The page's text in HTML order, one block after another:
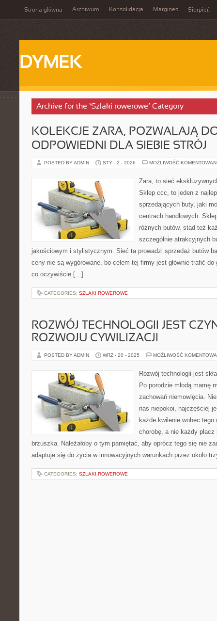
Strona główna Archiwum Konsolidacja Margines Sierpień
DYMEK
Archive for the ‘Szlaki rowerowe’ Category
KOLEKCJE ZARA, POZWALAJĄ
ODPOWIEDNI DLA SIEBIE STRÓJ
POSTED BY ADMIN STY - 2 - 2026 MOŻLIWOŚĆ
Zara, to sieć
Sklep ccc, to jeden z
sprzedających buty, jaki
centrach handlowych.
różnych butów, stąd też
szczególnie atrakcyjnych
jakościowym i stylistycznym. Sieć ta prowadzi sprzedaż butów
ceny nie są wygórowane, bo celem tej firmy jest głównie trafić
co oczywiście […]
CATEGORIES: SZLAKI ROWEROWE
ROZWÓJ TECHNOLOGII JEST
ROZWOJU CYWILIZACJI
POSTED BY ADMIN WRZ - 20 - 2025 MOŻLIWOŚĆ
Rozwój technologii jest
Po porodzie młodą mamę
zachowań niemowlęcia.
nas niepokoi, najczęściej
każde kwilenie wobec
chorobę, a nie każdy
brzuszka. Należałoby o tym pamiętać, aby oprócz tego się nie
adaptuje się do życia w innowacyjnych warunkach przez około
CATEGORIES: SZLAKI ROWEROWE